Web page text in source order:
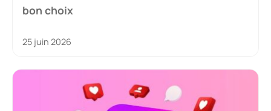
bon choix
25 juin 2026